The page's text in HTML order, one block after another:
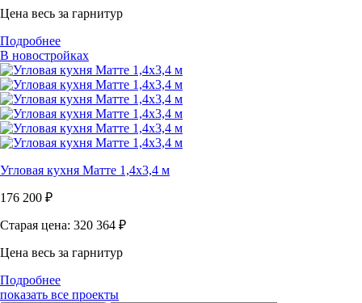
Цена весь за гарнитур
Подробнее
В новостройках
Угловая кухня Матте 1,4х3,4 м
176 200 ₽
Старая цена: 320 364 ₽
Цена весь за гарнитур
Подробнее
показать все проекты